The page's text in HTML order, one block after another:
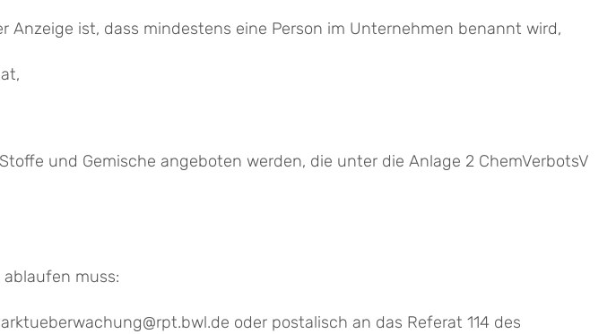
ist, dass mindestens eine Person im Unternehmen benannt wird,
und Gemische angeboten werden, die unter die Anlage 2 ChemVerbotsV
muss:
oder postalisch an das Referat 114 des